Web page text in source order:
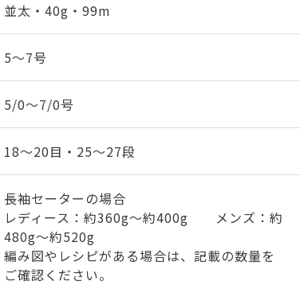
並太・40g・99m
5～7号
5/0～7/0号
18～20目・25～27段
長袖セーターの場合
レディース：約360g～約400g メンズ：約
480g～約520g
編み図やレシピがある場合は、記載の数量を
ご確認ください。